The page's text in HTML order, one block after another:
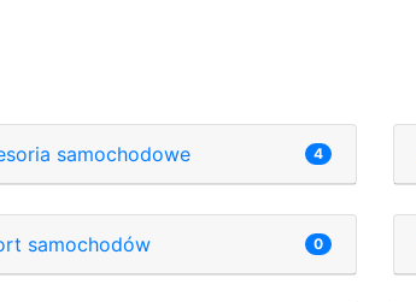
samochodowe 4
samochodów 0